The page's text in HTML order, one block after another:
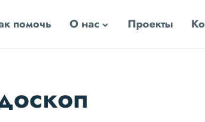
помочь О нас Проекты